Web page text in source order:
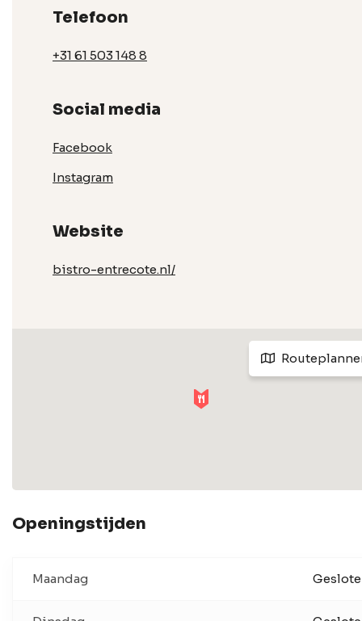
Telefoon
+31 61 503 148 8
Social media
Facebook
Instagram
Website
bistro-entrecote.nl/
Openingstijden
Maandag